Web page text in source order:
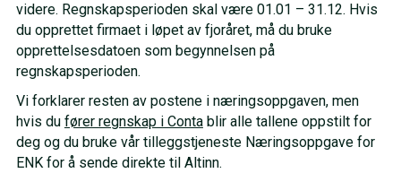
videre. Regnskapsperioden skal være 01.01 – 31.12. Hvis
du opprettet firmaet i løpet av fjoråret, må du bruke
opprettelsesdatoen som begynnelsen på
regnskapsperioden.
Vi forklarer resten av postene i næringsoppgaven, men
hvis du fører regnskap i Contablir alle tallene oppstilt for
deg og du bruke vår tilleggstjeneste Næringsoppgave for
ENK for å sende direkte til Altinn.